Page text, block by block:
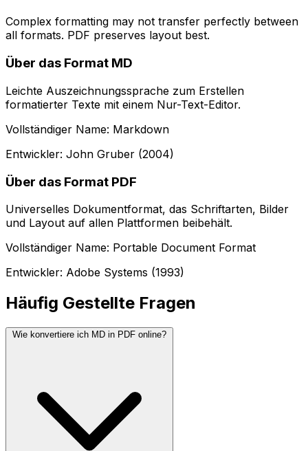
Complex formatting may not transfer perfectly between
all formats. PDF preserves layout best.
Über das Format MD
Leichte Auszeichnungssprache zum Erstellen
formatierter Texte mit einem Nur-Text-Editor.
Vollständiger Name: Markdown
Entwickler: John Gruber (2004)
Über das Format PDF
Universelles Dokumentformat, das Schriftarten, Bilder
und Layout auf allen Plattformen beibehält.
Vollständiger Name: Portable Document Format
Entwickler: Adobe Systems (1993)
Häufig Gestellte Fragen
Wie konvertiere ich MD in PDF online?